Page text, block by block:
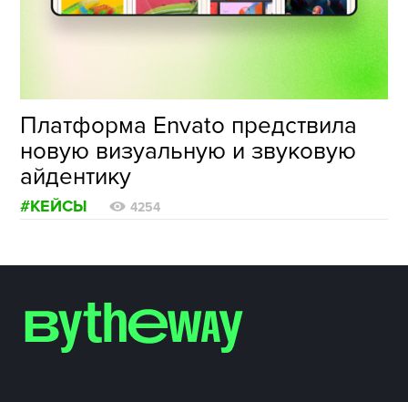
Платформа Envato предствила
новую визуальную и звуковую
айдентику
#КЕЙСЫ 4254
ФОТОГРАФИЯ
ИСТОРИИ БРЕНДОВ
О ПРОЕКТЕ